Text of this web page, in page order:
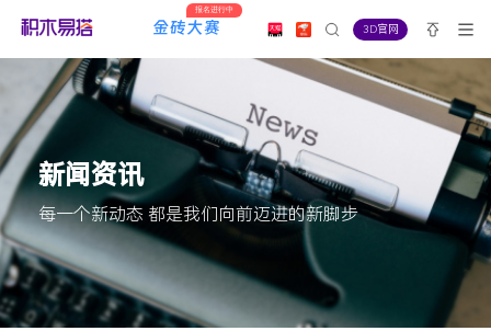
报名进行中
3D官网
新闻资讯
每一个新动态 都是我们向前迈进的新脚步